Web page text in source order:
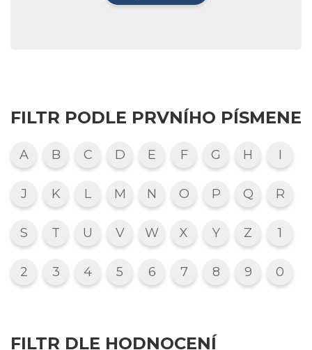
FILTR PODLE PRVNÍHO PÍSMENE
A B C D E F G H I
J K L M N O P Q R
S T U V W X Y Z 1
2 3 4 5 6 7 8 9 0
FILTR DLE HODNOCENÍ